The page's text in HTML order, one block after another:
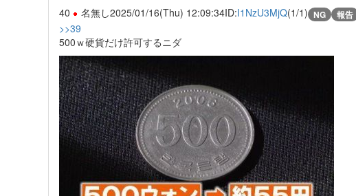
40 名無し2025/01/16(Thu) 12:09:34ID:I1NzU3MjQ(1/1) NG 報告
>>39
500ｗ硬貨だけ許可するニダ